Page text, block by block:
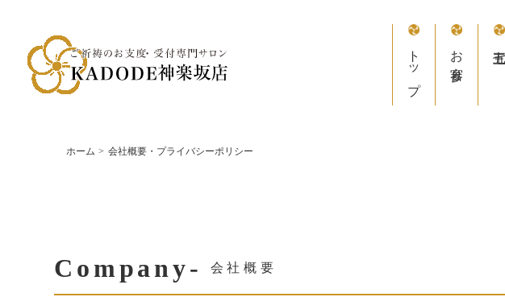
トップ お宮参り
ホーム 会社概要・プライバシーポリシー
Company- 会社概要